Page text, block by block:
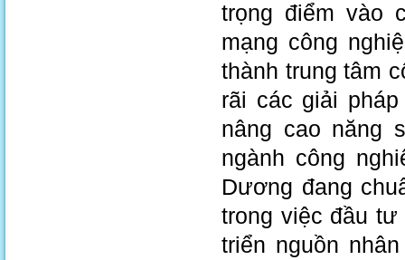
trọng điểm vào
mạng công
thành trung tâm
rãi các giải
nâng cao năng
ngành công
Dương đang
trong việc đầu
triển nguồn